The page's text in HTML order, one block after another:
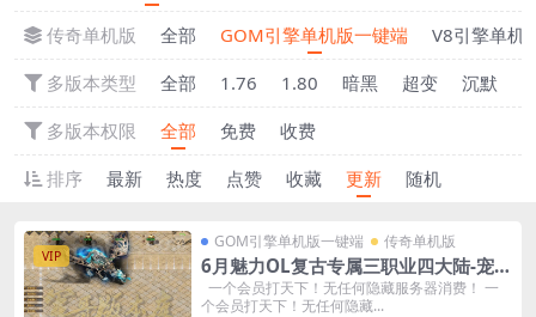
传奇单机版
全部 GOM引擎单机版一键端
V8引擎单机
多版本类型
全部 1.76 1.80 暗黑 超变 沉默
多版本权限
全部 免费
收费
排序
最新 热度 点赞 收藏 更新 随机
VIP
GOM引擎单机版一键端 传奇单机版
6月魅力OL复古专属三职业四大陆-宠物
坐骑-复古耐玩-附带GM后台
一个会员打天下！无任何隐藏服务器消费！ 一
个会员打天下！无任何隐藏...